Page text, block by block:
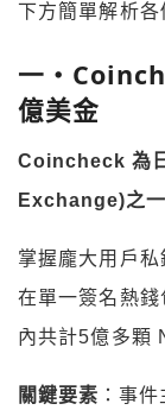
下方簡單解析各
一・
億美金
Coincheck 為
Exchange)之
掌握龐大用戶
在單一簽名熱
內共計5億多顆
關鍵要素 ：事